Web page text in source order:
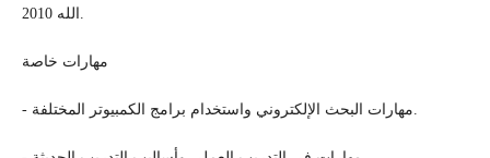
مهارات خاصة